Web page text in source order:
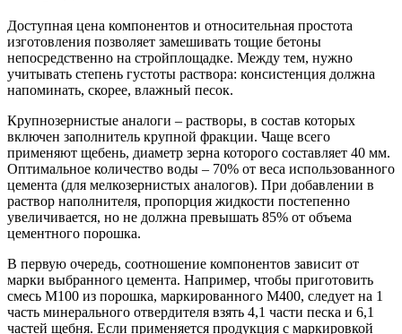
Доступная цена компонентов и относительная простота
изготовления позволяет замешивать тощие бетоны
непосредственно на стройплощадке. Между тем, нужно
учитывать степень густоты раствора: консистенция должна
напоминать, скорее, влажный песок.
Крупнозернистые аналоги – растворы, в состав которых
включен заполнитель крупной фракции. Чаще всего
применяют щебень, диаметр зерна которого составляет 40 мм.
Оптимальное количество воды – 70% от веса использованного
цемента (для мелкозернистых аналогов). При добавлении в
раствор наполнителя, пропорция жидкости постепенно
увеличивается, но не должна превышать 85% от объема
цементного порошка.
В первую очередь, соотношение компонентов зависит от
марки выбранного цемента. Например, чтобы приготовить
смесь М100 из порошка, маркированного М400, следует на 1
часть минерального отвердителя взять 4,1 части песка и 6,1
частей щебня. Если применяется продукция с маркировкой